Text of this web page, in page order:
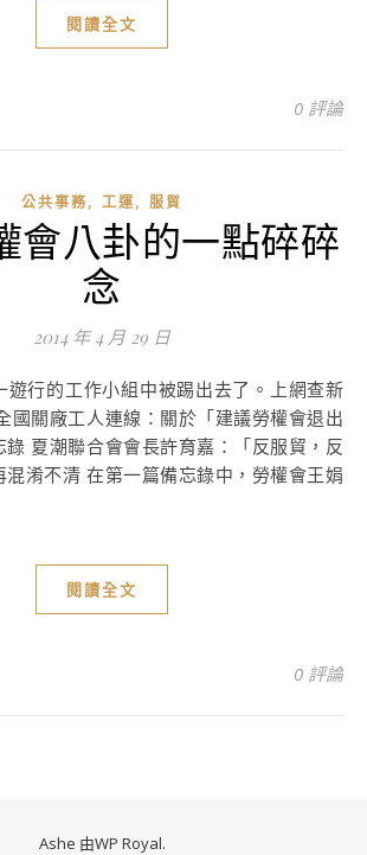
閱讀全文
0 評論
公共事務, 工運, 服貿
會八卦的一點碎碎
念
2014 年 4 月 29 日
國關廠工人連線：關於「建議勞權會退出
錄 夏潮聯合會會長許育嘉：「反服貿，反
混淆不清 在第一篇備忘錄中，勞權會王娟
閱讀全文
0 評論
Ashe 由WP Royal.